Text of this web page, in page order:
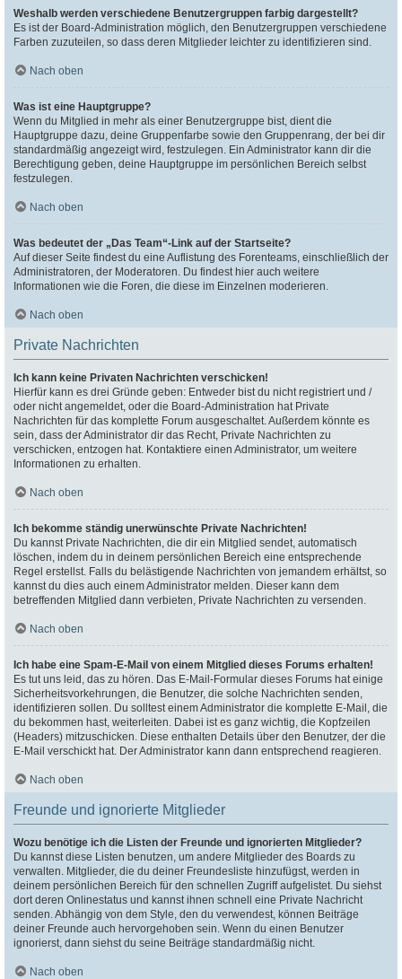
Weshalb werden verschiedene Benutzergruppen farbig dargestellt?
Es ist der Board-Administration möglich, den Benutzergruppen verschiedene
Farben zuzuteilen, so dass deren Mitglieder leichter zu identifizieren sind.
Nach oben
Was ist eine Hauptgruppe?
Wenn du Mitglied in mehr als einer Benutzergruppe bist, dient die
Hauptgruppe dazu, deine Gruppenfarbe sowie den Gruppenrang, der bei dir
standardmäßig angezeigt wird, festzulegen. Ein Administrator kann dir die
Berechtigung geben, deine Hauptgruppe im persönlichen Bereich selbst
festzulegen.
Nach oben
Was bedeutet der „Das Team“-Link auf der Startseite?
Auf dieser Seite findest du eine Auflistung des Forenteams, einschließlich der
Administratoren, der Moderatoren. Du findest hier auch weitere
Informationen wie die Foren, die diese im Einzelnen moderieren.
Nach oben
Private Nachrichten
Ich kann keine Privaten Nachrichten verschicken!
Hierfür kann es drei Gründe geben: Entweder bist du nicht registriert und /
oder nicht angemeldet, oder die Board-Administration hat Private
Nachrichten für das komplette Forum ausgeschaltet. Außerdem könnte es
sein, dass der Administrator dir das Recht, Private Nachrichten zu
verschicken, entzogen hat. Kontaktiere einen Administrator, um weitere
Informationen zu erhalten.
Nach oben
Ich bekomme ständig unerwünschte Private Nachrichten!
Du kannst Private Nachrichten, die dir ein Mitglied sendet, automatisch
löschen, indem du in deinem persönlichen Bereich eine entsprechende
Regel erstellst. Falls du belästigende Nachrichten von jemandem erhältst, so
kannst du dies auch einem Administrator melden. Dieser kann dem
betreffenden Mitglied dann verbieten, Private Nachrichten zu versenden.
Nach oben
Ich habe eine Spam-E-Mail von einem Mitglied dieses Forums erhalten!
Es tut uns leid, das zu hören. Das E-Mail-Formular dieses Forums hat einige
Sicherheitsvorkehrungen, die Benutzer, die solche Nachrichten senden,
identifizieren sollen. Du solltest einem Administrator die komplette E-Mail, die
du bekommen hast, weiterleiten. Dabei ist es ganz wichtig, die Kopfzeilen
(Headers) mitzuschicken. Diese enthalten Details über den Benutzer, der die
E-Mail verschickt hat. Der Administrator kann dann entsprechend reagieren.
Nach oben
Freunde und ignorierte Mitglieder
Wozu benötige ich die Listen der Freunde und ignorierten Mitglieder?
Du kannst diese Listen benutzen, um andere Mitglieder des Boards zu
verwalten. Mitglieder, die du deiner Freundesliste hinzufügst, werden in
deinem persönlichen Bereich für den schnellen Zugriff aufgelistet. Du siehst
dort deren Onlinestatus und kannst ihnen schnell eine Private Nachricht
senden. Abhängig von dem Style, den du verwendest, können Beiträge
deiner Freunde auch hervorgehoben sein. Wenn du einen Benutzer
ignorierst, dann siehst du seine Beiträge standardmäßig nicht.
Nach oben